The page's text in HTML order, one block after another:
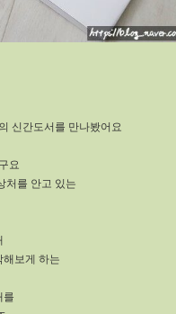
신간도서를 만나봤어요
요
처를 안고 있는
해보게 하는
를